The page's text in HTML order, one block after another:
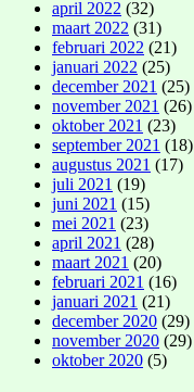
april 2022 (32)
maart 2022 (31)
februari 2022 (21)
januari 2022 (25)
december 2021 (25)
november 2021 (26)
oktober 2021 (23)
september 2021 (18)
augustus 2021 (17)
juli 2021 (19)
juni 2021 (15)
mei 2021 (23)
april 2021 (28)
maart 2021 (20)
februari 2021 (16)
januari 2021 (21)
december 2020 (29)
november 2020 (29)
oktober 2020 (5)